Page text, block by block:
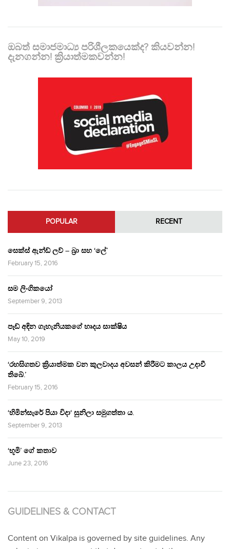
ඔබත් සමාජමාධ්‍ය පරිශීලකයෙක්ද? කියවන්න!
දැනගන්න! ක්‍රියාත්මකවන්න!
POPULAR RECENT
සෙක්ස් ඇන්ඩ් ලව් – බ්‍රා සහ ‘ලේ’
February 15, 2016
සම ලිංගිකයෝ
September 9, 2013
පෑඩ් අඳින ගැහැනියකගේ හෘදය සාක්ෂිය
May 10, 2019
‘රහසිගතව ක්‍රියාත්මක වන කුලවාදය අවසන් කිරීමට කාලය උදාවී
තිබේ.’
February 15, 2016
‘හිමින්සැරේ පියා විදා‘ සුනිලා සමුගත්තා ය.
September 9, 2013
‘භූමි’ ගේ කතාව
June 23, 2016
GUIDELINES & CONTACT
Content on Vikalpa is governed by site guidelines. Any